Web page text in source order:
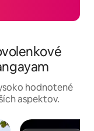
hodnotené
aspektov.